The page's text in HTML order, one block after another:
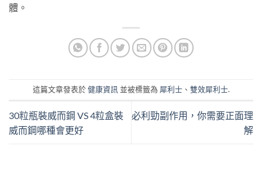
體。
這篇文章發表於健康資訊並被標籤為 犀利士、 雙效犀利士.
30粒瓶裝威而鋼 VS 4粒盒裝
威而鋼哪種會更好
必利勁副作用，你需要正面理
解